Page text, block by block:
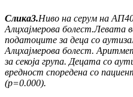
Слика3.Ниво на серум на
Алцхајмерова болест.Левата
податоците за деца со
Алцхајмерова болест.
за секоја група. Децата со
вредност споредена со
(p=0.000).